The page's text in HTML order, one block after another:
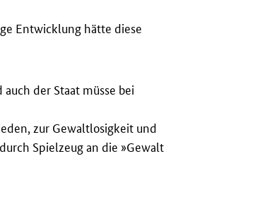
Entwicklung hätte diese
der Staat müsse bei
zur Gewaltlosigkeit und
Spielzeug an die »Gewalt